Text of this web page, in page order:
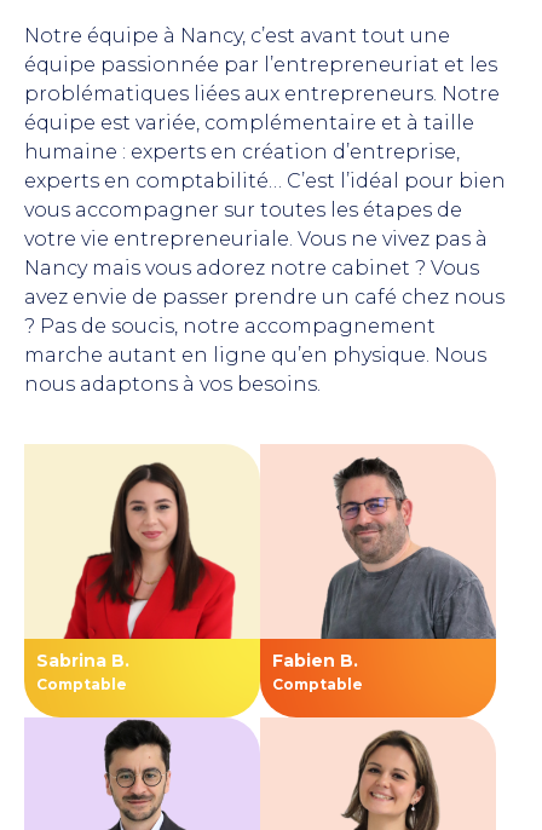
Notre équipe à Nancy, c’est avant tout une
équipe passionnée par l’entrepreneuriat et les
problématiques liées aux entrepreneurs. Notre
équipe est variée, complémentaire et à taille
humaine : experts en création d’entreprise,
experts en comptabilité… C’est l’idéal pour bien
vous accompagner sur toutes les étapes de
votre vie entrepreneuriale. Vous ne vivez pas à
Nancy mais vous adorez notre cabinet ? Vous
avez envie de passer prendre un café chez nous
? Pas de soucis, notre accompagnement
marche autant en ligne qu’en physique. Nous
nous adaptons à vos besoins.
Sabrina B.
Comptable
Fabien B.
Comptable